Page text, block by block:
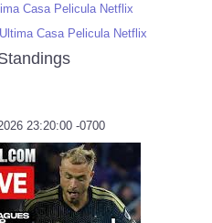
Casa Pelicula Netflix
Casa Pelicula Netflix
23:20:00 -0700